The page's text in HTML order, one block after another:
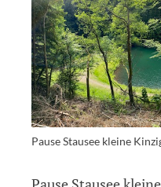
Pause Stausee kleine